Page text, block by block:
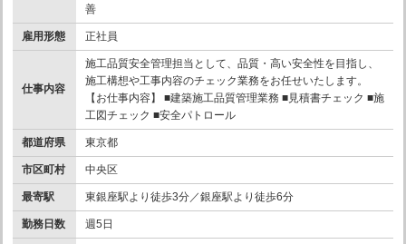
善
雇用形態 正社員
仕事内容
施工品質安全管理担当として、品質・高い安全性を目指し、
施工構想や工事内容のチェック業務をお任せいたします。
【お仕事内容】 ■建築施工品質管理業務 ■見積書チェック ■施
工図チェック ■安全パトロール
都道府県 東京都
市区町村 中央区
最寄駅 東銀座駅より徒歩3分／銀座駅より徒歩6分
勤務日数 週5日